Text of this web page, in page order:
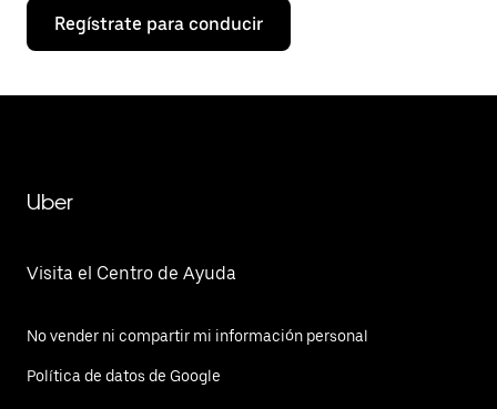
Regístrate para conducir
Uber
Visita el Centro de Ayuda
No vender ni compartir mi información personal
Política de datos de Google